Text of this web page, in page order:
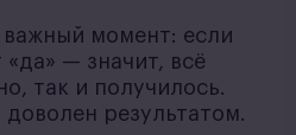
важный момент: если
— значит, всё
так и получилось.
результатом.